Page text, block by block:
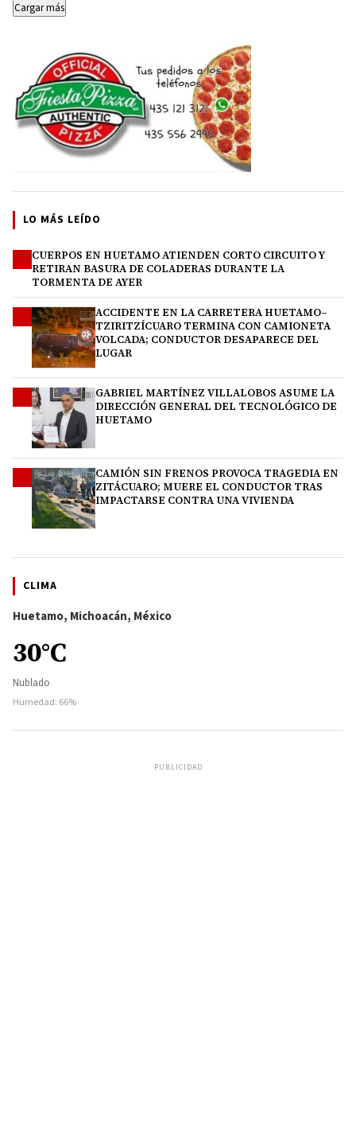
Cargar más
LO MÁS LEÍDO
CUERPOS EN HUETAMO ATIENDEN CORTO CIRCUITO Y
RETIRAN BASURA DE COLADERAS DURANTE LA
TORMENTA DE AYER
ACCIDENTE EN LA CARRETERA HUETAMO–
TZIRITZÍCUARO TERMINA CON CAMIONETA
VOLCADA; CONDUCTOR DESAPARECE DEL
LUGAR
GABRIEL MARTÍNEZ VILLALOBOS ASUME LA
DIRECCIÓN GENERAL DEL TECNOLÓGICO DE
HUETAMO
CAMIÓN SIN FRENOS PROVOCA TRAGEDIA EN
ZITÁCUARO; MUERE EL CONDUCTOR TRAS
IMPACTARSE CONTRA UNA VIVIENDA
CLIMA
Huetamo, Michoacán, México
30°C
Nublado
Humedad: 66%
PUBLICIDAD